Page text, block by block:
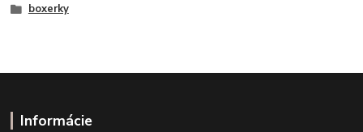
boxerky
Informácie